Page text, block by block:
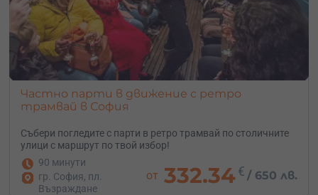
Частно парти в движение с ретро
трамвай в София
Събери погледите с парти в ретро трамвай по столичните
улици с маршрут по твой избор!
90 минути
гр. София, пл.
Възраждане
от 332.34€ /650 лв.